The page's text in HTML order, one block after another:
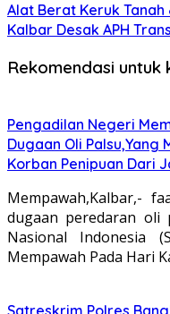
Alat Berat Keruk
Kalbar Desak APH
Rekomendasi untuk
Pengadilan Negeri
Dugaan Oli Palsu,Yang
Korban Penipuan Dari
Mempawah,Kalbar,-
dugaan peredaran oli
Nasional Indonesia
Mempawah Pada Hari
Satreskrim Polres